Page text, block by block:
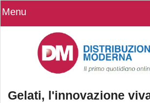
Menu
Gelati, l'innovazione